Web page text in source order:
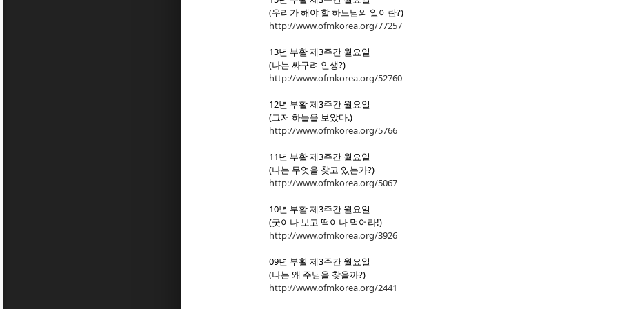
(우리가 해야 할 하느님의 일이란?)
http://www.ofmkorea.org/77257
13년 부활 제3주간 월요일
(나는 싸구려 인생?)
http://www.ofmkorea.org/52760
12년 부활 제3주간 월요일
(그저 하늘을 보았다.)
http://www.ofmkorea.org/5766
11년 부활 제3주간 월요일
(나는 무엇을 찾고 있는가?)
http://www.ofmkorea.org/5067
10년 부활 제3주간 월요일
(굿이나 보고 떡이나 먹어라!)
http://www.ofmkorea.org/3926
09년 부활 제3주간 월요일
(나는 왜 주님을 찾을까?)
http://www.ofmkorea.org/2441